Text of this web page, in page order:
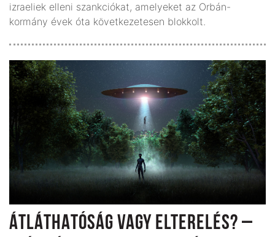
izraeliek elleni szankciókat, amelyeket az Orbán-
kormány évek óta következetesen blokkolt.
ÁTLÁTHATÓSÁG VAGY ELTERELÉS? –